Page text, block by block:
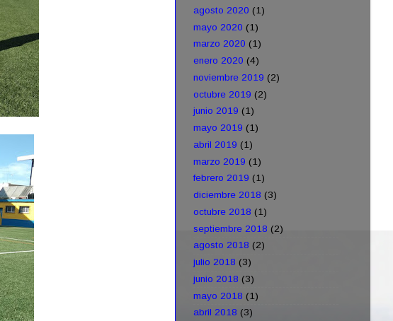
agosto 2020 (1)
mayo 2020 (1)
marzo 2020 (1)
enero 2020 (4)
noviembre 2019 (2)
octubre 2019 (2)
junio 2019 (1)
mayo 2019 (1)
abril 2019 (1)
marzo 2019 (1)
febrero 2019 (1)
diciembre 2018 (3)
octubre 2018 (1)
septiembre 2018 (2)
agosto 2018 (2)
julio 2018 (3)
junio 2018 (3)
mayo 2018 (1)
abril 2018 (3)